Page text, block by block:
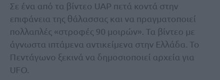
Σε ένα από τα βίντεο UAP πετά κοντά στην
επιφάνεια της θάλασσας και να πραγματοποιεί
πολλαπλές «στροφές 90 μοιρών». Τα βίντεο με
άγνωστα ιπτάμενα αντικείμενα στην Ελλάδα. Το
Πεντάγωνο ξεκινά να δημοσιοποιεί αρχεία για
UFO.